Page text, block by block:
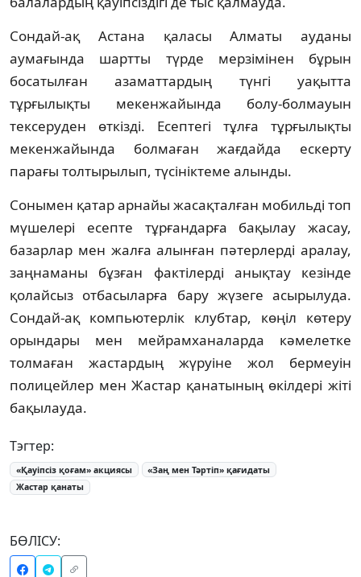
Сондай-ақ Астана қаласы Алматы ауданы
аумағында шартты түрде мерзімінен бұрын
босатылған азаматтардың түнгі уақытта
тұрғылықты мекенжайында болу-болмауын
тексеруден өткізді. Есептегі тұлға тұрғылықты
мекенжайында болмаған жағдайда ескерту
парағы толтырылып, түсініктеме алынды.
Сонымен қатар арнайы жасақталған мобильді топ
мүшелері есепте тұрғандарға бақылау жасау,
базарлар мен жалға алынған пәтерлерді аралау,
заңнаманы бұзған фактілерді анықтау кезінде
қолайсыз отбасыларға бару жүзеге асырылуда.
Сондай-ақ компьютерлік клубтар, көңіл көтеру
орындары мен мейрамханаларда кәмелетке
толмаған жастардың жүруіне жол бермеуін
полицейлер мен Жастар қанатының өкілдері жіті
бақылауда.
Тэгтер:
«Қауіпсіз қоғам» акциясы
«Заң мен Тәртіп» қағидаты
Жастар қанаты
БӨЛІСУ: